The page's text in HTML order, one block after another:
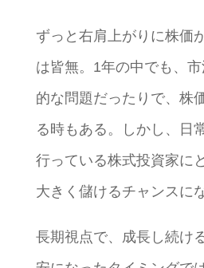
ずっと右肩上がりに株価
は皆無。1年の中でも、
的な問題だったりで、株
る時もある。しかし、日
行っている株式投資家に
大きく儲けるチャンスに
長期視点で、成長し続け